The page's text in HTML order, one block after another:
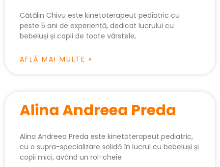
Cătălin Chivu este kinetoterapeut pediatric cu
peste 5 ani de experiență, dedicat lucrului cu
bebeluși și copii de toate vârstele,
AFLĂ MAI MULTE »
Alina Andreea Preda
Alina Andreea Preda este kinetoterapeut pediatric,
cu o supra-specializare solidă în lucrul cu bebeluși și
copii mici, având un rol-cheie